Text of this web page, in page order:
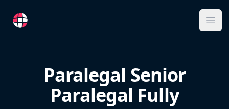
RemoteFR
Paralegal Senior
Paralegal Fully